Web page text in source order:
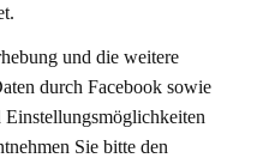
und die weitere
durch Facebook sowie
Sie bitte den